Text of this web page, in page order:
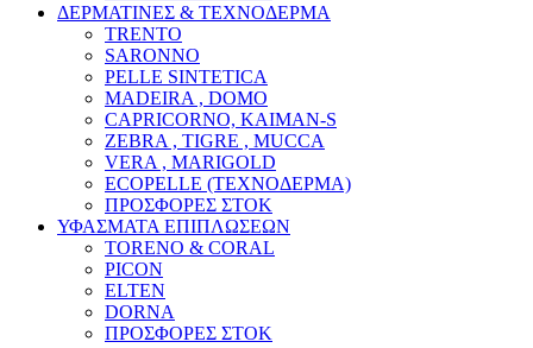
ΔΕΡΜΑΤΙΝΕΣ & ΤΕΧΝΟΔΕΡΜΑ
TRENTO
SARONNO
PELLE SINTETICA
MADEIRA , DOMO
CAPRICORNO, KAIMAN-S
ZEBRA , TIGRE , MUCCA
VERA , MARIGOLD
ECOPELLE (ΤΕΧΝΟΔΕΡΜΑ)
ΠΡΟΣΦΟΡΕΣ ΣΤΟΚ
ΥΦΑΣΜΑΤΑ ΕΠΙΠΛΩΣΕΩΝ
TORENO & CORAL
PICON
ELTEN
DORNA
ΠΡΟΣΦΟΡΕΣ ΣΤΟΚ